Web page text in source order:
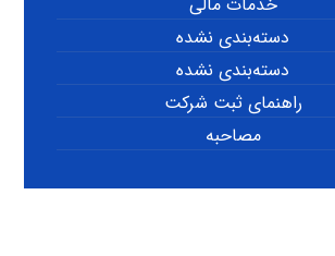
دسته‌بندی نشده
دسته‌بندی نشده
راهنمای ثبت شرکت
مصاحبه